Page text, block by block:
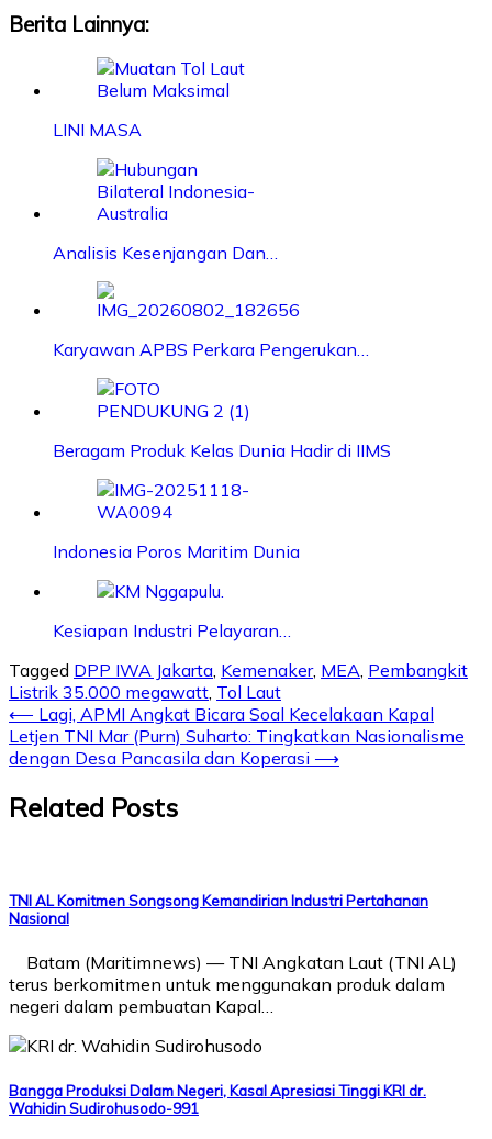
Berita Lainnya:
LINI MASA
Analisis Kesenjangan Dan…
Karyawan APBS Perkara Pengerukan…
Beragam Produk Kelas Dunia Hadir di IIMS
Indonesia Poros Maritim Dunia
Kesiapan Industri Pelayaran…
Tagged DPP IWA Jakarta, Kemenaker, MEA, Pembangkit
Listrik 35.000 megawatt, Tol Laut
Post
navigation
⟵ Lagi, APMI Angkat Bicara Soal Kecelakaan Kapal
Letjen TNI Mar (Purn) Suharto: Tingkatkan Nasionalisme
dengan Desa Pancasila dan Koperasi ⟶
Related Posts
TNI AL Komitmen Songsong Kemandirian Industri Pertahanan
Nasional
Batam (Maritimnews) — TNI Angkatan Laut (TNI AL)
terus berkomitmen untuk menggunakan produk dalam
negeri dalam pembuatan Kapal…
Bangga Produksi Dalam Negeri, Kasal Apresiasi Tinggi KRI dr.
Wahidin Sudirohusodo-991